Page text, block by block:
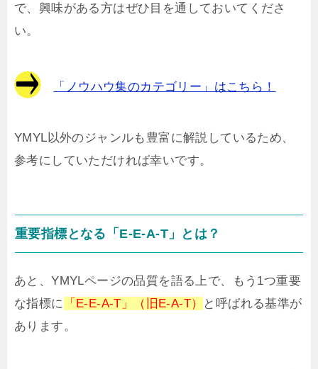
で、興味がある方はぜひ目を通しておいてくださ
い。
「ノウハウ集のカテゴリー」はこちら！
YMYL以外のジャンルも豊富に解説しているため、
参考にしていただければ幸いです。
重要指標となる「E-E-A-T」とは？
あと、YMYLページの品質を語る上で、もう1つ重要
な指標に
「E-E-A-T」（旧E-A-T）
と呼ばれる基準が
あります。